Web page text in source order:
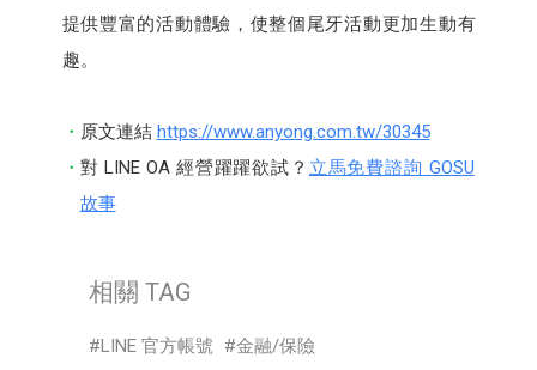
提供豐富的活動體驗，使整個尾牙活動更加生動有
趣。
原文連結 https://www.anyong.com.tw/30345
對 LINE OA 經營躍躍欲試？ 立馬免費諮詢 GOSU
故事
相關 TAG
LINE 官方帳號 金融/保險